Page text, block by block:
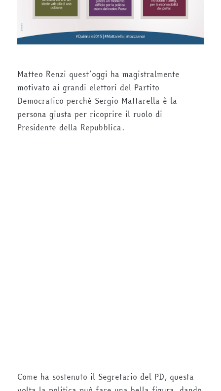
Matteo Renzi quest’oggi ha magistralmente
motivato ai grandi elettori del Partito
Democratico perchè Sergio Mattarella è la
persona giusta per ricoprire il ruolo di
Presidente della Repubblica.
Come ha sostenuto il Segretario del PD, questa